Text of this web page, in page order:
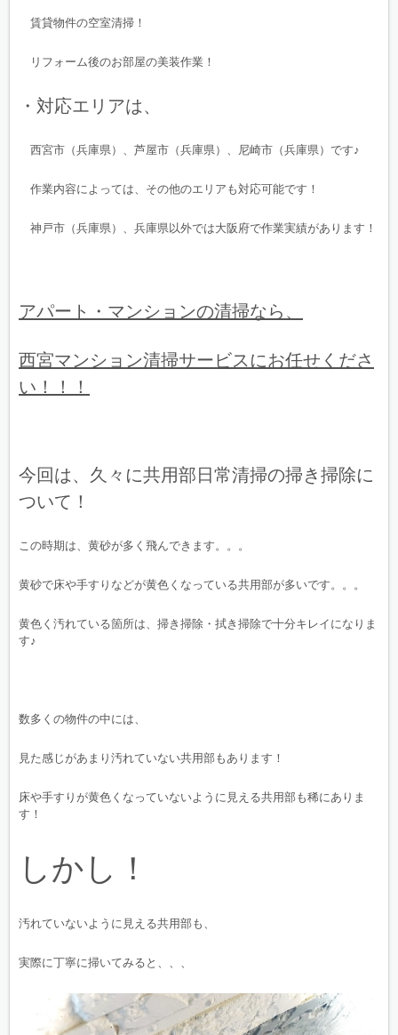
賃貸物件の空室清掃！
リフォーム後のお部屋の美装作業！
・対応エリアは、
西宮市（兵庫県）、芦屋市（兵庫県）、尼崎市（兵庫県）です♪
作業内容によっては、その他のエリアも対応可能です！
神戸市（兵庫県）、兵庫県以外では大阪府で作業実績があります！
アパート・マンションの清掃なら、
西宮マンション清掃サービスにお任せくださ
い！！！
今回は、久々に共用部日常清掃の掃き掃除に
ついて！
この時期は、黄砂が多く飛んできます。。。
黄砂で床や手すりなどが黄色くなっている共用部が多いです。。。
黄色く汚れている箇所は、掃き掃除・拭き掃除で十分キレイになりま
す♪
数多くの物件の中には、
見た感じがあまり汚れていない共用部もあります！
床や手すりが黄色くなっていないように見える共用部も稀にありま
す！
しかし！
汚れていないように見える共用部も、
実際に丁寧に掃いてみると、、、